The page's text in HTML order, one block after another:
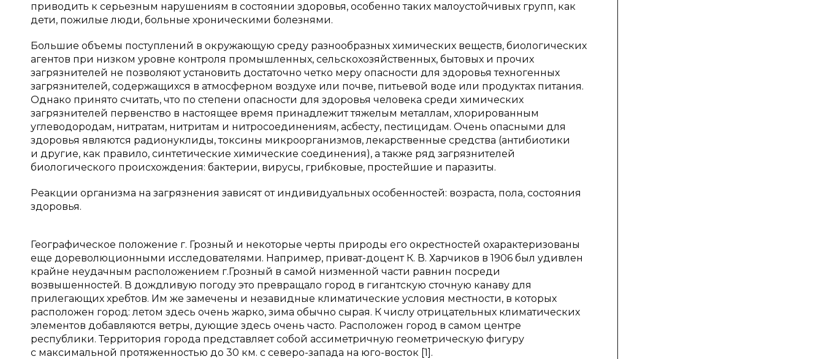
приводить к серьезным нарушениям в состоянии здоровья, особенно таких малоустойчивых групп, как
дети, пожилые люди, больные хроническими болезнями.
Большие объемы поступлений в окружающую среду разнообразных химических веществ, биологических
агентов при низком уровне контроля промышленных, сельскохозяйственных, бытовых и прочих
загрязнителей не позволяют установить достаточно четко меру опасности для здоровья техногенных
загрязнителей, содержащихся в атмосферном воздухе или почве, питьевой воде или продуктах питания.
Однако принято считать, что по степени опасности для здоровья человека среди химических
загрязнителей первенство в настоящее время принадлежит тяжелым металлам, хлорированным
углеводородам, нитратам, нитритам и нитросоединениям, асбесту, пестицидам. Очень опасными для
здоровья являются радионуклиды, токсины микроорганизмов, лекарственные средства (антибиотики
и другие, как правило, синтетические химические соединения), а также ряд загрязнителей
биологического происхождения: бактерии, вирусы, грибковые, простейшие и паразиты.
Реакции организма на загрязнения зависят от индивидуальных особенностей: возраста, пола, состояния
здоровья.
Географическое положение г. Грозный и некоторые черты природы его окрестностей охарактеризованы
еще дореволюционными исследователями. Например, приват-доцент К. В. Харчиков в 1906 был удивлен
крайне неудачным расположением г.Грозный в самой низменной части равнин посреди
возвышенностей. В дождливую погоду это превращало город в гигантскую сточную канаву для
прилегающих хребтов. Им же замечены и незавидные климатические условия местности, в которых
расположен город: летом здесь очень жарко, зима обычно сырая. К числу отрицательных климатических
элементов добавляются ветры, дующие здесь очень часто. Расположен город в самом центре
республики. Территория города представляет собой ассиметричную геометрическую фигуру
с максимальной протяженностью до 30 км. с северо-запада на юго-восток [1].